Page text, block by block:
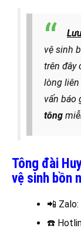
vệ sinh
trên đây
lòng
vấn báo
tông
Tông đài
vệ sinh bồn
📲 Zalo
☎️